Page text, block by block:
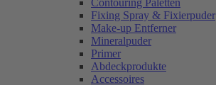
Contouring Paletten
Fixing Spray & Fixierpuder
Make-up Entferner
Mineralpuder
Primer
Abdeckprodukte
Accessoires